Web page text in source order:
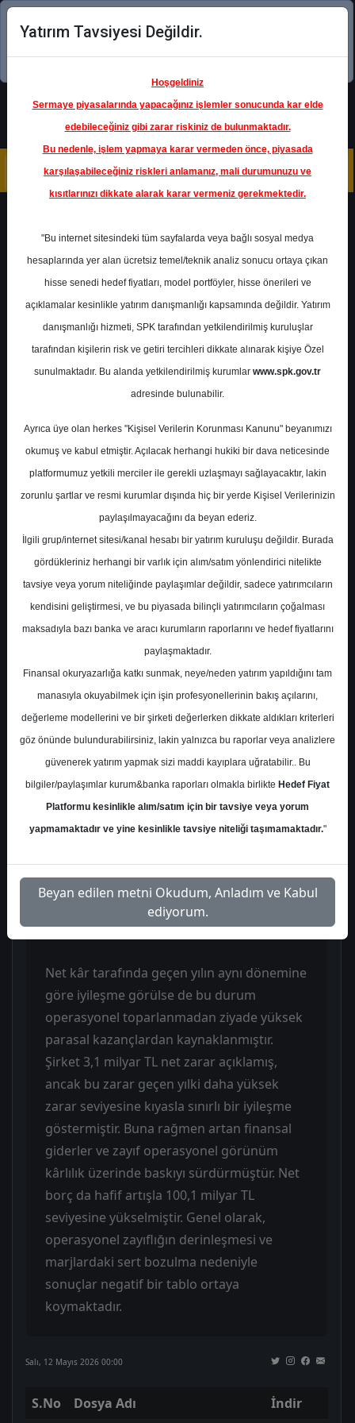
Şimdi uygulamayı indirin!
Ana Sayfa Raporlar
Gedik Yatırım
Rapor Detay
VESTL - 1Ç26 Finansal
Sonuçları
A- A+
VESTL - 1Ç26 Finansal Sonuçları
Vestel, 1Ç26 döneminde oldukça zayıf bir
finansal performans sergilemiştir. Net
satışlar yıllık bazda %49 azalarak 21,0 milyar
TL seviyesine gerilemiş, hem iç pazar hem
de ihracat tarafındaki talep zayıflığı ve artan
rekabet bu düşüşte etkili olmuştur.
Operasyonel tarafta ise ciddi bir bozulma
yaşanmış, FAVÖK 1Ç25’teki 1,5 milyar TL
seviyesinden 1Ç26’da -1,3 milyar TL’ye
gerileyerek negatif bölgeye geçmiştir. Bu
durumla birlikte faaliyet kârlılığı da belirgin
şekilde bozulmuş ve şirket 3,4 milyar TL
faaliyet zararı açıklamıştır.
Net kâr tarafında geçen yılın aynı dönemine
göre iyileşme görülse de bu durum
operasyonel toparlanmadan ziyade yüksek
parasal kazançlardan kaynaklanmıştır.
Şirket 3,1 milyar TL net zarar açıklamış,
ancak bu zarar geçen yılki daha yüksek
zarar seviyesine kıyasla sınırlı bir iyileşme
göstermiştir. Buna rağmen artan finansal
giderler ve zayıf operasyonel görünüm
kârlılık üzerinde baskıyı sürdürmüştür. Net
borç da hafif artışla 100,1 milyar TL
seviyesine yükselmiştir. Genel olarak,
operasyonel zayıflığın derinleşmesi ve
marjlardaki sert bozulma nedeniyle
sonuçlar negatif bir tablo ortaya
koymaktadır.
Salı, 12 Mayıs 2026 00:00
S.No Dosya Adı İndir
Yatırım Tavsiyesi Değildir.
Hoşgeldiniz
Sermaye piyasalarında yapacağınız işlemler sonucunda kar elde
edebileceğiniz gibi zarar riskiniz de bulunmaktadır.
Bu nedenle, işlem yapmaya karar vermeden önce, piyasada
karşılaşabileceğiniz riskleri anlamanız, mali durumunuzu ve
kısıtlarınızı dikkate alarak karar vermeniz gerekmektedir.
"Bu internet sitesindeki tüm sayfalarda veya bağlı sosyal medya
hesaplarında yer alan ücretsiz temel/teknik analiz sonucu ortaya çıkan
hisse senedi hedef fiyatları, model portföyler, hisse önerileri ve
açıklamalar kesinlikle yatırım danışmanlığı kapsamında değildir. Yatırım
danışmanlığı hizmeti, SPK tarafından yetkilendirilmiş kuruluşlar
tarafından kişilerin risk ve getiri tercihleri dikkate alınarak kişiye Özel
sunulmaktadır. Bu alanda yetkilendirilmiş kurumlar www.spk.gov.tr
adresinde bulunabilir.
Ayrıca üye olan herkes "Kişisel Verilerin Korunması Kanunu" beyanımızı
okumuş ve kabul etmiştir. Açılacak herhangi hukiki bir dava neticesinde
platformumuz yetkili merciler ile gerekli uzlaşmayı sağlayacaktır, lakin
zorunlu şartlar ve resmi kurumlar dışında hiç bir yerde Kişisel Verilerinizin
paylaşılmayacağını da beyan ederiz.
İlgili grup/internet sitesi/kanal hesabı bir yatırım kuruluşu değildir. Burada
gördükleriniz herhangi bir varlık için alım/satım yönlendirici nitelikte
tavsiye veya yorum niteliğinde paylaşımlar değildir, sadece yatırımcıların
kendisini geliştirmesi, ve bu piyasada bilinçli yatırımcıların çoğalması
maksadıyla bazı banka ve aracı kurumların raporlarını ve hedef fiyatlarını
paylaşmaktadır.
Finansal okuryazarlığa katkı sunmak, neye/neden yatırım yapıldığını tam
manasıyla okuyabilmek için işin profesyonellerinin bakış açılarını,
değerleme modellerini ve bir şirketi değerlerken dikkate aldıkları kriterleri
göz önünde bulundurabilirsiniz, lakin yalnızca bu raporlar veya analizlere
güvenerek yatırım yapmak sizi maddi kayıplara uğratabilir.. Bu
bilgiler/paylaşımlar kurum&banka raporları olmakla birlikte Hedef Fiyat
Platformu kesinlikle alım/satım için bir tavsiye veya yorum
yapmamaktadır ve yine kesinlikle tavsiye niteliği taşımamaktadır."
Beyan edilen metni Okudum, Anladım ve Kabul
ediyorum.